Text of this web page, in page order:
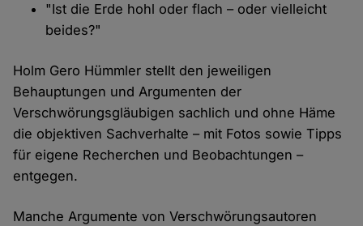
"Ist die Erde hohl oder flach – oder vielleicht
beides?"
Holm Gero Hümmler stellt den jeweiligen
Behauptungen und Argumenten der
Verschwörungsgläubigen sachlich und ohne Häme
die objektiven Sachverhalte – mit Fotos sowie Tipps
für eigene Recherchen und Beobachtungen –
entgegen.
Manche Argumente von Verschwörungsautoren